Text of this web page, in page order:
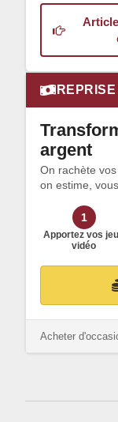
argent
On rachète vos
on estime,
1
Apportez vos
vidéo
Acheter